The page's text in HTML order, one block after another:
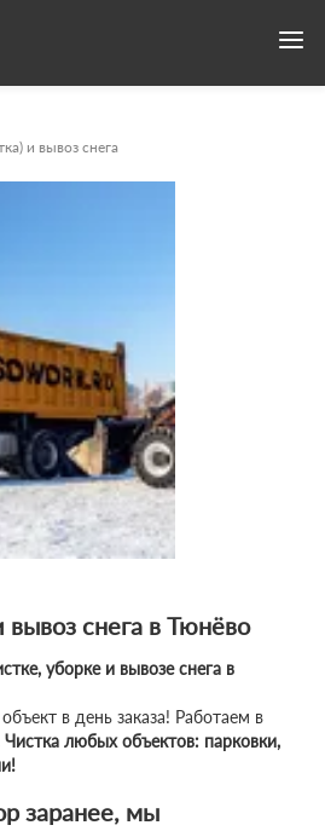
и вывоз снега
вывоз снега в Тюнёво
уборке и вывозе снега в
в день заказа! Работаем в
Чистка любых объектов: парковки,
заранее, мы